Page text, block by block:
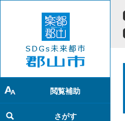
で
す
。
ば
し
て
本
閲覧補助
さがす